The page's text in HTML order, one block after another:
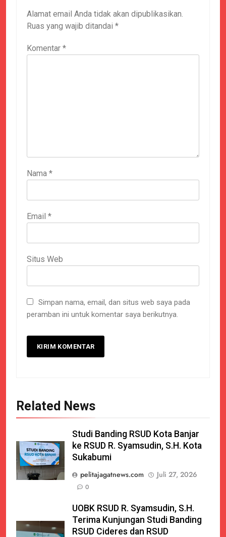
Alamat email Anda tidak akan dipublikasikan.
Ruas yang wajib ditandai *
Komentar *
Nama *
Email *
Situs Web
Simpan nama, email, dan situs web saya pada
peramban ini untuk komentar saya berikutnya.
Related News
Studi Banding RSUD Kota Banjar
ke RSUD R. Syamsudin, S.H. Kota
Sukabumi
pelitajagatnews.com
Juli 27, 2026
0
UOBK RSUD R. Syamsudin, S.H.
Terima Kunjungan Studi Banding
RSUD Cideres dan RSUD